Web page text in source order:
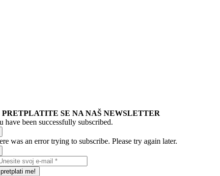
PRETPLATITE SE NA NAŠ NEWSLETTER
have been successfully subscribed.
was an error trying to subscribe. Please try again later.
pretplati me!